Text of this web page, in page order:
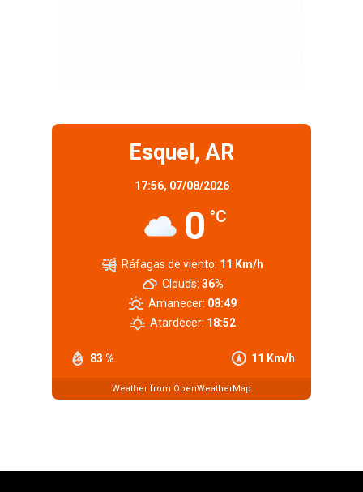
Esquel, AR
17:56, 07/08/2026
0 °C
83 % 11 Km/h
Ráfagas de viento: 11 Km/h
Clouds: 36%
Amanecer: 08:49
Atardecer: 18:52
Weather from OpenWeatherMap